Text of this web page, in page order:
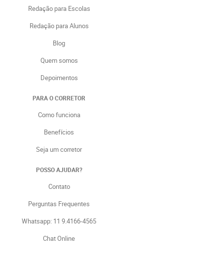
Redação para Escolas
Redação para Alunos
Blog
Quem somos
Depoimentos
PARA O CORRETOR
Como funciona
Benefícios
Seja um corretor
POSSO AJUDAR?
Contato
Perguntas Frequentes
Whatsapp: 11 9.4166-4565
Chat Online